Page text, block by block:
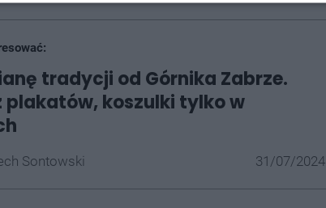
tradycji od Górnika Zabrze.
plakatów, koszulki tylko w
Sontowski 31/07/2024